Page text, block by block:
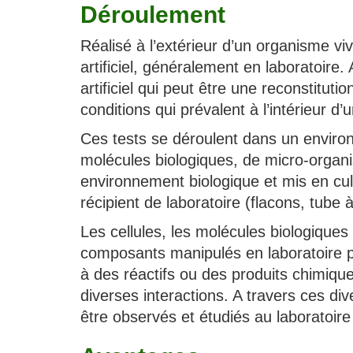
Déroulement
Réalisé à l’extérieur d’un organisme
artificiel, généralement en
artificiel qui peut être une
conditions qui prévalent à l’intérieur
Ces tests se déroulent dans un
molécules biologiques, de micro-
environnement biologique et mis en
récipient de laboratoire (flacons, tube
Les cellules, les molécules
composants manipulés en laboratoire
à des réactifs ou des produits
diverses interactions. A travers ces
être observés et étudiés au